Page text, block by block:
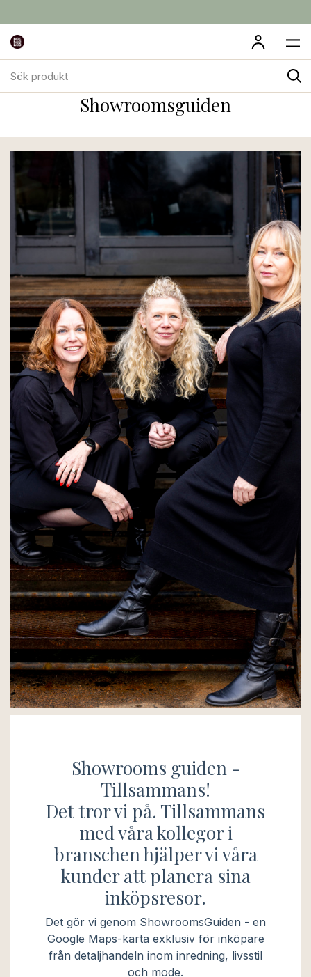
produkt
Showroomsguiden
Showrooms guiden -
Tillsammans!
Det tror vi på. Tillsammans
med våra kollegor i
branschen hjälper vi våra
kunder att planera sina
inköpsresor.
Det gör vi genom ShowroomsGuiden - en
Google Maps-karta exklusiv för inköpare
från detaljhandeln inom inredning, livsstil
och mode.